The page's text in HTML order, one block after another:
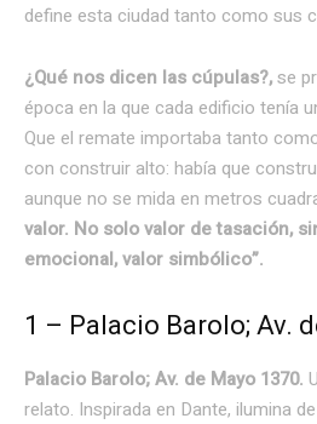
define esta ciudad tanto como sus
¿Qué nos dicen las cúpulas?,se
época en la que cada edificio tenía
Que el remate importaba tanto
con construir alto: había que
aunque no se mida en metros
valor. No solo valor de tasación,
emocional, valor simbólico”.
1 – Palacio Barolo; Av.
Palacio Barolo; Av. de Mayo 1370.
relato. Inspirada en Dante, ilumina